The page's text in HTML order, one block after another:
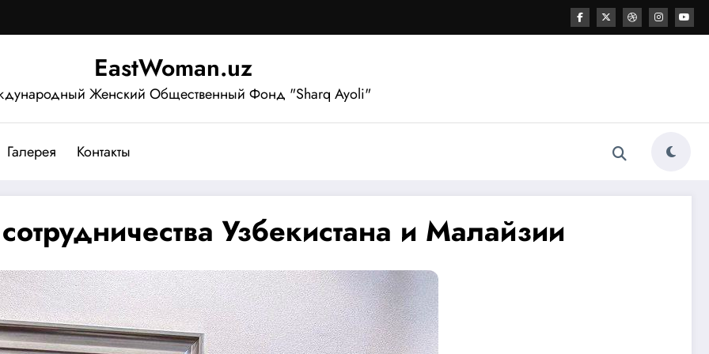
EastWoman.uz
Женский Общественный Фонд "Sharq Ayoli"
Галерея Контакты
Узбекистана и Малайзии